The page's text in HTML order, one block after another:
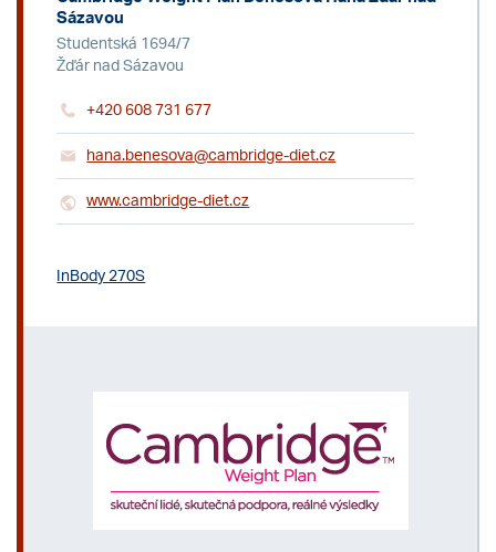
Sázavou
Studentská 1694/7
Žďár nad Sázavou
+420 608 731 677
hana.benesova@cambridge-diet.cz
www.cambridge-diet.cz
InBody 270S